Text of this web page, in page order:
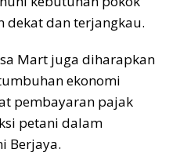
dekat dan terjangkau.
Mart juga diharapkan
ekonomi
pembayaran pajak
petani dalam
Berjaya.